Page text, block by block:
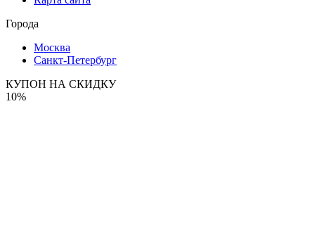
Города
Москва
Санкт-Петербург
КУПОН НА СКИДКУ
10%